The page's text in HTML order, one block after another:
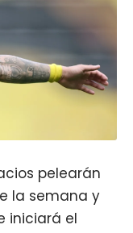
pelearán
la semana y
iniciará el